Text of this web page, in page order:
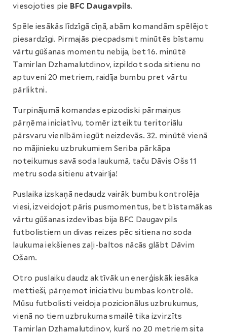
viesojoties pie BFC Daugavpils.
Spēle iesākās līdzīgā cīņā, abām komandām spēlējot
piesardzīgi. Pirmajās piecpadsmit minūtēs bīstamu
vārtu gūšanas momentu nebija, bet 16. minūtē
Tamirlan Dzhamalutdinov, izpildot soda sitienu no
aptuveni 20 metriem, raidīja bumbu pret vārtu
pārliktni.
Turpinājumā komandas epizodiski pārmaiņus
pārņēma iniciatīvu, tomēr izteiktu teritoriālu
pārsvaru vienībām iegūt neizdevās. 32. minūtē vienā
no mājinieku uzbrukumiem Seriba pārkāpa
noteikumus savā soda laukumā, taču Dāvis Ošs 11
metru soda sitienu atvairīja!
Puslaika izskaņā nedaudz vairāk bumbu kontrolēja
viesi, izveidojot pāris pusmomentus, bet bīstamākas
vārtu gūšanas izdevības bija BFC Daugavpils
futbolistiem un divas reizes pēc sitiena no soda
laukuma iekšienes zaļi-baltos nācās glābt Dāvim
Ošam.
Otro puslaiku daudz aktīvāk un enerģiskāk iesāka
mettieši, pārņemot iniciatīvu bumbas kontrolē.
Mūsu futbolisti veidoja pozicionālus uzbrukumus,
vienā no tiem uzbrukuma smailē tika izvirzīts
Tamirlan Dzhamalutdinov, kurš no 20 metriem sita